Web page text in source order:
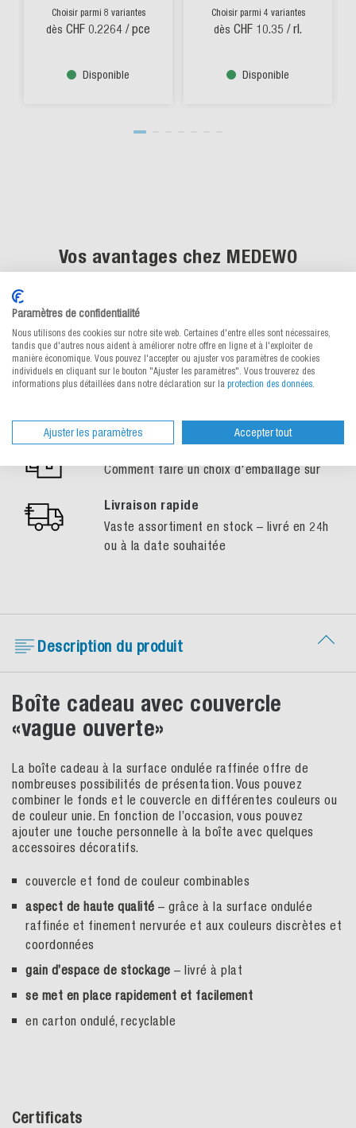
Choisir parmi 8 variantes
dès CHF 0.2264 / pce
Disponible
Choisir parmi 4 variantes
dès CHF 10.35 / rl.
Disponible
Vos avantages chez MEDEWO
Conseils compétents
Nos spécialistes de l’emballage se
tiennent à votre disposition
Echantillons gratuits
Comment faire un choix d'emballage sûr
Livraison rapide
Vaste assortiment en stock – livré en 24h
ou à la date souhaitée
Description du produit
Boîte cadeau avec couvercle
«vague ouverte»
La boîte cadeau à la surface ondulée raffinée offre de
nombreuses possibilités de présentation. Vous pouvez
combiner le fonds et le couvercle en différentes couleurs ou
de couleur unie. En fonction de l’occasion, vous pouvez
ajouter une touche personnelle à la boîte avec quelques
accessoires décoratifs.
couvercle et fond de couleur combinables
aspect de haute qualité – grâce à la surface ondulée
raffinée et finement nervurée et aux couleurs discrètes et
coordonnées
gain d’espace de stockage – livré à plat
se met en place rapidement et facilement
en carton ondulé, recyclable
Certificats
Paramètres de confidentialité
Nous utilisons des cookies sur notre site web. Certaines d'entre elles sont nécessaires,
tandis que d'autres nous aident à améliorer notre offre en ligne et à l'exploiter de
manière économique. Vous pouvez l'accepter ou ajuster vos paramètres de cookies
individuels en cliquant sur le bouton "Ajuster les paramètres". Vous trouverez des
informations plus détaillées dans notre déclaration sur la protection des données.
Ajuster les paramètres Accepter tout